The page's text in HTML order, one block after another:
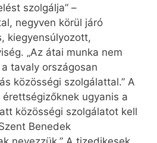
szolgálja” –
negyven körül járó
kiegyensúlyozott,
„Az átai munka nem
tavaly országosan
közösségi szolgálattal.” A
ugyanis a
közösségi szolgálatot kell
Benedek